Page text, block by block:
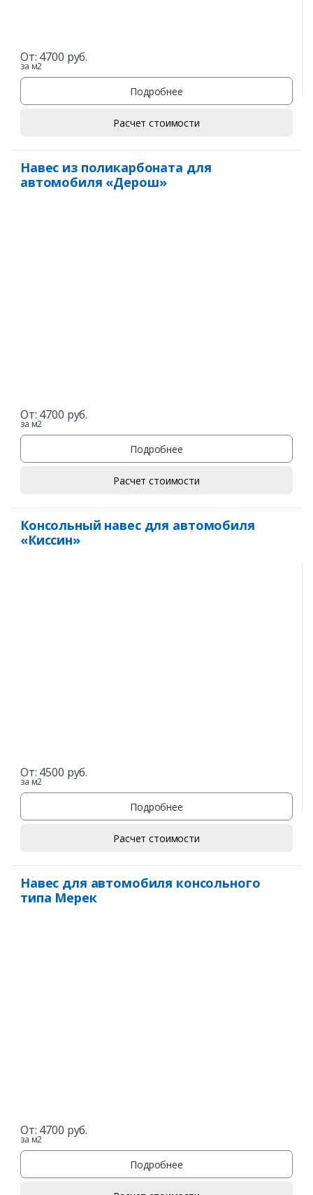
От: 4700 руб.
за м2
Подробнее
Расчет стоимости
Навес из поликарбоната для
автомобиля «Дерош»
От: 4700 руб.
за м2
Подробнее
Расчет стоимости
Консольный навес для автомобиля
«Киссин»
От: 4500 руб.
за м2
Подробнее
Расчет стоимости
Навес для автомобиля консольного
типа Мерек
От: 4700 руб.
за м2
Подробнее